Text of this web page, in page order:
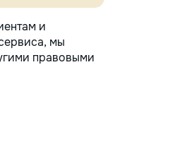
и
мы
правовыми